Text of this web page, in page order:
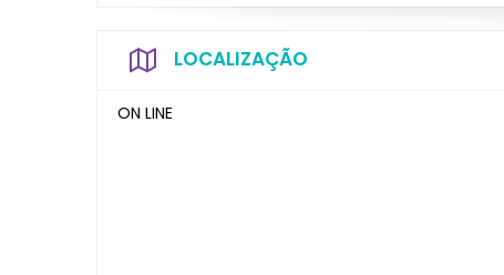
LOCALIZAÇÃO
ON LINE